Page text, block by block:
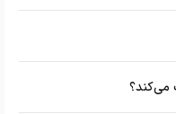
می‌کند؟